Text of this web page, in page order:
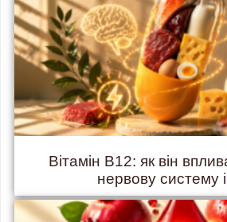
Вітамін B12: як він
нервову систему